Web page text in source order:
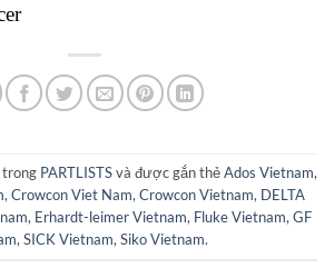
trong PARTLISTSvà được gắn thẻAdos Vietnam,
, Crowcon Viet Nam, Crowcon Vietnam, DELTA
, Erhardt-leimer Vietnam, Fluke Vietnam, GF
, SICK Vietnam, Siko Vietnam.